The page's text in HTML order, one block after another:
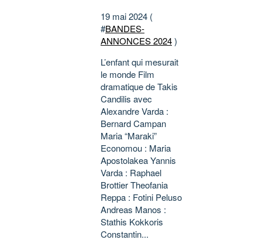
19 mai 2024 (
#BANDES-
ANNONCES 2024)
L’enfant qui mesurait
le monde Film
dramatique de Takis
Candilis avec
Alexandre Varda :
Bernard Campan
Maria “Maraki”
Economou : Maria
Apostolakea Yannis
Varda : Raphael
Brottier Theofania
Reppa : Fotini Peluso
Andreas Manos :
Stathis Kokkoris
Constantin...